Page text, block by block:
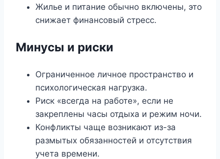
Жилье и питание обычно включены, это
снижает финансовый стресс.
Минусы и риски
Ограниченное личное пространство и
психологическая нагрузка.
Риск «всегда на работе», если не
закреплены часы отдыха и режим ночи.
Конфликты чаще возникают из-за
размытых обязанностей и отсутствия
учета времени.